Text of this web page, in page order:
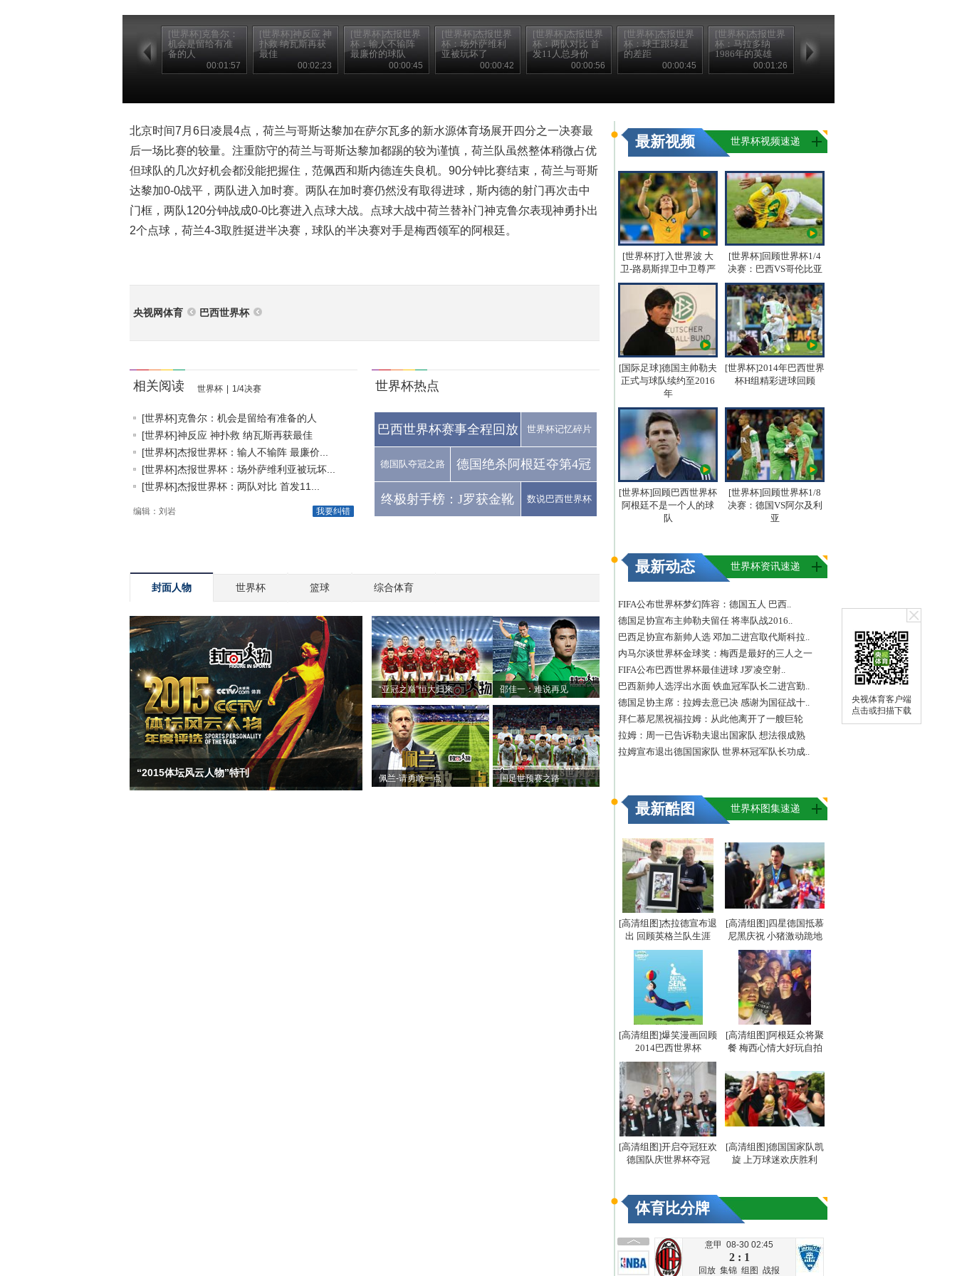
央视体育客户端
点击或扫描下载
[世界杯]克鲁尔：
机会是留给有准
备的人
00:01:57
[世界杯]神反应 神
扑救 纳瓦斯再获
最佳
00:02:23
[世界杯]杰报世界
杯：输人不输阵
最廉价的球队
00:00:45
[世界杯]杰报世界
杯：场外萨维利
亚被玩坏了
00:00:42
[世界杯]杰报世界
杯：两队对比 首
发11人总身价
00:00:56
[世界杯]杰报世界
杯：球王跟球星
的差距
00:00:45
[世界杯]杰报世界
杯：马拉多纳
1986年的英雄
00:01:26
北京时间7月6日凌晨4点，荷兰与哥斯达黎加在萨尔瓦多的新水源体育场展开四分之一决赛最
后一场比赛的较量。注重防守的荷兰与哥斯达黎加都踢的较为谨慎，荷兰队虽然整体稍微占优
但球队的几次好机会都没能把握住，范佩西和斯内德连失良机。90分钟比赛结束，荷兰与哥斯
达黎加0-0战平，两队进入加时赛。两队在加时赛仍然没有取得进球，斯内德的射门再次击中
门框，两队120分钟战成0-0比赛进入点球大战。点球大战中荷兰替补门神克鲁尔表现神勇扑出
2个点球，荷兰4-3取胜挺进半决赛，球队的半决赛对手是梅西领军的阿根廷。
央视网体育 巴西世界杯
相关阅读 世界杯 1/4决赛
[世界杯]克鲁尔：机会是留给有准备的人
[世界杯]神反应 神扑救 纳瓦斯再获最佳
[世界杯]杰报世界杯：输人不输阵 最廉价...
[世界杯]杰报世界杯：场外萨维利亚被玩坏...
[世界杯]杰报世界杯：两队对比 首发11...
我要纠错
编辑：刘岩
世界杯热点
巴西世界杯赛事全程回放 世界杯记忆碎片
德国队夺冠之路 德国绝杀阿根廷夺第4冠
终极射手榜：J罗获金靴 数说巴西世界杯
封面人物 世界杯 篮球 综合体育
“2015体坛风云人物”特刊
“亚冠之巅”恒大归来 邵佳一：难说再见
佩兰-请勇敢一点 国足世预赛之路
最新视频 世界杯视频速递
[世界杯]打入世界波 大
卫-路易斯捍卫中卫尊严
[世界杯]回顾世界杯1/4
决赛：巴西VS哥伦比亚
[国际足球]德国主帅勒夫
正式与球队续约至2016
年
[世界杯]2014年巴西世界
杯H组精彩进球回顾
[世界杯]回顾巴西世界杯
阿根廷不是一个人的球
队
[世界杯]回顾世界杯1/8
决赛：德国VS阿尔及利
亚
最新动态 世界杯资讯速递
FIFA公布世界杯梦幻阵容：德国五人 巴西..
德国足协宣布主帅勒夫留任 将率队战2016..
巴西足协宣布新帅人选 邓加二进宫取代斯科拉..
内马尔谈世界杯金球奖：梅西是最好的三人之一
FIFA公布巴西世界杯最佳进球 J罗凌空射..
巴西新帅人选浮出水面 铁血冠军队长二进宫勤..
德国足协主席：拉姆去意已决 感谢为国征战十..
拜仁慕尼黑祝福拉姆：从此他离开了一艘巨轮
拉姆：周一已告诉勒夫退出国家队 想法很成熟
拉姆宣布退出德国国家队 世界杯冠军队长功成..
最新酷图 世界杯图集速递
[高清组图]杰拉德宣布退
出 回顾英格兰队生涯
[高清组图]四星德国抵慕
尼黑庆祝 小猪激动跪地
[高清组图]爆笑漫画回顾
2014巴西世界杯
[高清组图]阿根廷众将聚
餐 梅西心情大好玩自拍
[高清组图]开启夺冠狂欢
德国队庆世界杯夺冠
[高清组图]德国国家队凯
旋 上万球迷欢庆胜利
体育比分牌
意甲 08-30 02:45
2 : 1
回放 集锦 组图 战报